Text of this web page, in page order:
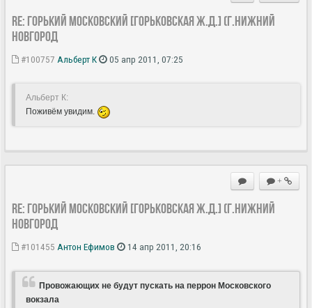
Re: ГОРЬКИЙ МОСКОВСКИЙ [Горьковская Ж.Д.] (г.Нижний
Новгород
#100757 Альберт К 05 апр 2011, 07:25
Альберт К:
Поживём увидим.
+
Re: ГОРЬКИЙ МОСКОВСКИЙ [Горьковская Ж.Д.] (г.Нижний
Новгород
#101455 Антон Ефимов 14 апр 2011, 20:16
Провожающих не будут пускать на перрон Московского
вокзала